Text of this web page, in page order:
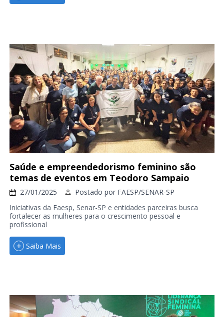
Saúde e empreendedorismo feminino são
temas de eventos em Teodoro Sampaio
27/01/2025 Postado por FAESP/SENAR-SP
Iniciativas da Faesp, Senar-SP e entidades parceiras busca
fortalecer as mulheres para o crescimento pessoal e
profissional
Saiba Mais